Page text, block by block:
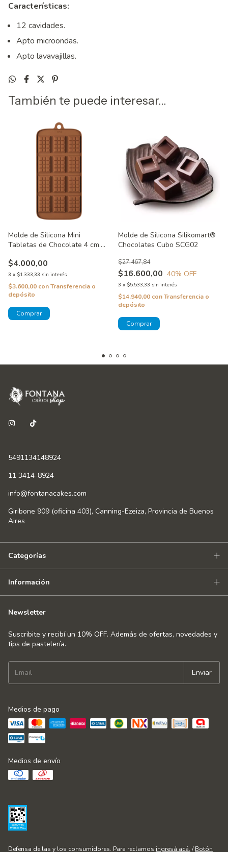
Características:
12 cavidades.
Apto microondas.
Apto lavavajillas.
También te puede interesar...
Molde de Silicona Mini
Tabletas de Chocolate 4 cm.
$4.000,00
3 x $1.333,33 sin interés
$3.600,00 conTransferencia o
depósito
Molde de Silicona Silikomart®
Chocolates Cubo SCG02
$16.600,00
$27.467,84
40% OFF
3 x $5.533,33 sin interés
$14.940,00 conTransferencia o
depósito
5491134148924
11 3414-8924
info@fontanacakes.com
Giribone 909 (oficina 403), Canning-Ezeiza, Provincia de Buenos
Aires
Categorías
Información
Newsletter
Suscribite y recibí un 10% OFF. Además de ofertas, novedades y
tips de pastelería.
Medios de pago
Medios de envío
Defensa de las y los consumidores. Para reclamos ingresá acá. / Botón